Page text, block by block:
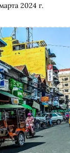
2024 г.